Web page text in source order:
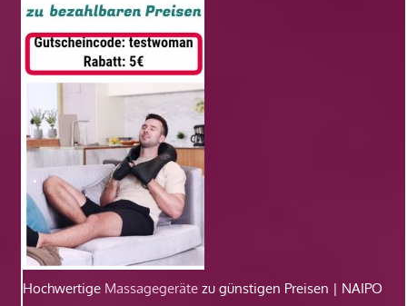
Hochwertige Massagegeräte zu günstigen Preisen | NAIPO